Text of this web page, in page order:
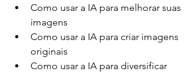
Como usar a IA para melhorar suas
imagens
Como usar a IA para criar imagens
originais
Como usar a IA para diversificar